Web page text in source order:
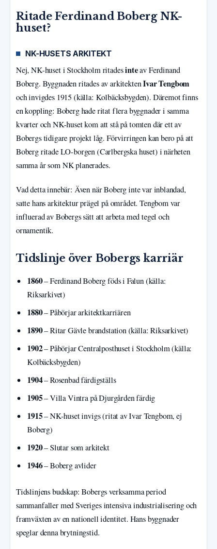
Ritade Ferdinand Boberg NK-
huset?
NK-HUSETS ARKITEKT
Nej, NK-huset i Stockholm ritadesinteav Ferdinand
Boberg. Byggnaden ritades av arkitektenIvar Tengbom
och invigdes 1915 (källa: Kolbäcksbygden). Däremot finns
en koppling: Boberg hade ritat flera byggnader i samma
kvarter och NK-huset kom att stå på tomten där ett av
Bobergs tidigare projekt låg. Förvirringen kan bero på att
Boberg ritade LO-borgen (Carlbergska huset) i närheten
samma år som NK planerades.
Vad detta innebär: Även när Boberg inte var inblandad,
satte hans arkitektur prägel på området. Tengbom var
influerad av Bobergs sätt att arbeta med tegel och
ornamentik.
Tidslinje över Bobergs karriär
1860– Ferdinand Boberg föds i Falun (källa:
Riksarkivet)
1880– Påbörjar arkitektkarriären
1890– Ritar Gävle brandstation (källa: Riksarkivet)
1902– Påbörjar Centralposthuset i Stockholm (källa:
Kolbäcksbygden)
1904– Rosenbad färdigställs
1905– Villa Vintra på Djurgården färdig
1915– NK-huset invigs (ritat av Ivar Tengbom, ej
Boberg)
1920– Slutar som arkitekt
1946– Boberg avlider
Tidslinjens budskap: Bobergs verksamma period
sammanfaller med Sveriges intensiva industrialisering och
framväxten av en nationell identitet. Hans byggnader
speglar denna brytningstid.